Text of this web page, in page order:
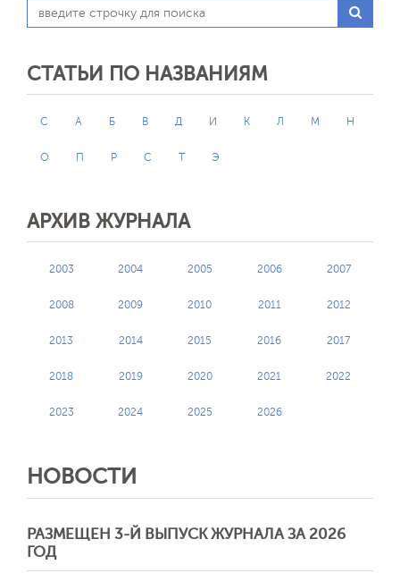
СТАТЬИ ПО НАЗВАНИЯМ
C А Б В Д И К Л М Н
О П Р С Т Э
АРХИВ ЖУРНАЛА
2003 2004 2005 2006 2007
2008 2009 2010 2011 2012
2013 2014 2015 2016 2017
2018 2019 2020 2021 2022
2023 2024 2025 2026
НОВОСТИ
РАЗМЕЩЕН 3-Й ВЫПУСК ЖУРНАЛА ЗА 2026
ГОД